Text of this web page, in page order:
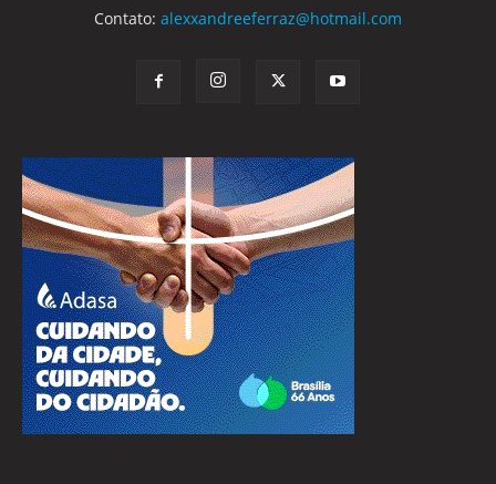
Contato: alexxandreeferraz@hotmail.com